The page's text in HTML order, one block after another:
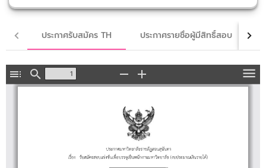
ประกาศรับสมัคร TH ประกาศรายชื่อผู้มีสิทธิ์สอบ
Toggle
Sidebar
Find Zoom
Out In